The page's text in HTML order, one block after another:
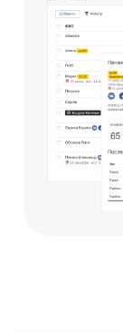
Политика